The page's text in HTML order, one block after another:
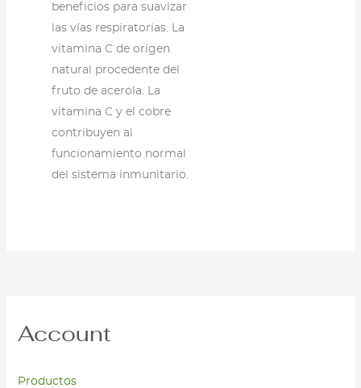
Account
Productos
beneficios para suavizar
las vías respiratorias. La
vitamina C de origen
natural procedente del
fruto de acerola. La
vitamina C y el cobre
contribuyen al
funcionamiento normal
del sistema inmunitario.